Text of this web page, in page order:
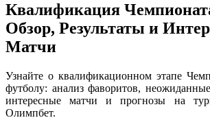
Квалификация
Обзор, Результаты и
Матчи
Узнайте о квалификационном этапе
футболу: анализ фаворитов,
интересные матчи и прогнозы на
Олимпбет.